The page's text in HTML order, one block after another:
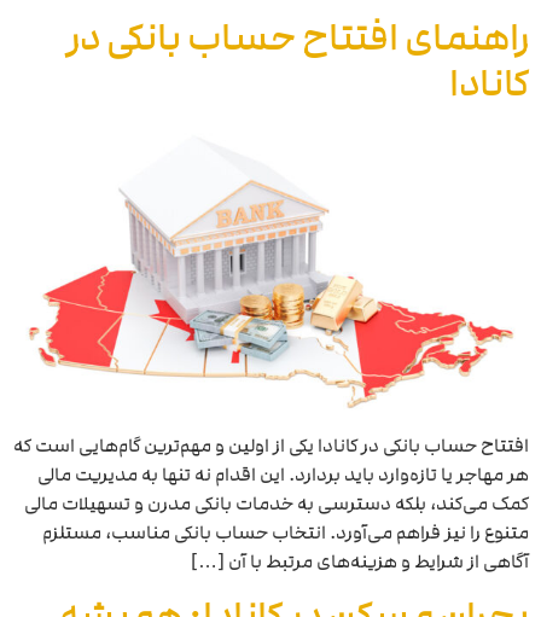
راهنمای افتتاح حساب بانکی در
کانادا
افتتاح حساب بانکی در کانادا یکی از اولین و مهم‌ترین گام‌هایی است که
هر مهاجر یا تازه‌وارد باید بردارد. این اقدام نه تنها به مدیریت مالی
کمک می‌کند، بلکه دسترسی به خدمات بانکی مدرن و تسهیلات مالی
متنوع را نیز فراهم می‌آورد. انتخاب حساب بانکی مناسب، مستلزم
آگاهی از شرایط و هزینه‌های مرتبط با آن […]